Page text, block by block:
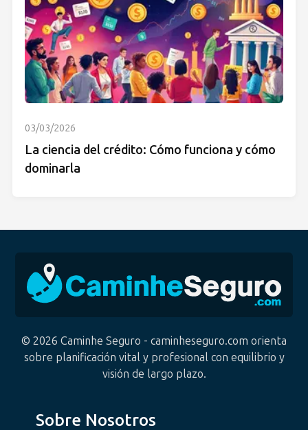
03/03/2026
La ciencia del crédito: Cómo funciona y cómo
dominarla
© 2026 Caminhe Seguro - caminheseguro.com orienta
sobre planificación vital y profesional con equilibrio y
visión de largo plazo.
Sobre Nosotros